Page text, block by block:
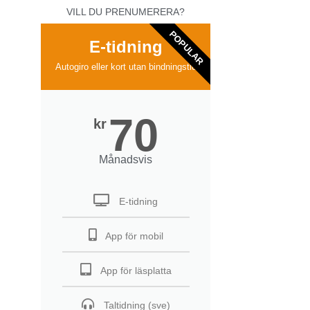
VILL DU PRENUMERERA?
E-tidning
Autogiro eller kort utan bindningstid
kr 70
Månadsvis
E-tidning
App för mobil
App för läsplatta
Taltidning (sve)
POPULAR